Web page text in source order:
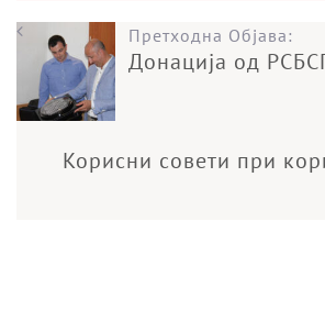
Претходна Објава:
Донација од
Корисни совети при